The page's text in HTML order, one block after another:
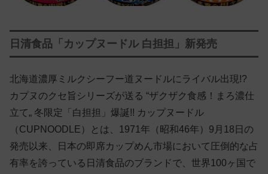
日清食品「カップヌードル 白担担」新発売
北海道濃厚ミルクシーフー道ヌードルにライバル出現!?
カプヌのクセ旨シリーズが送る “ザクザク食感！まろ濃仕
立て„ 冬限定「白担担」爆誕!! カップヌードル
（CUPNOODLE）とは、1971年（昭和46年）9月18日の
発売以来、日本の即席カップめん市場において圧倒的な占
有率を誇っている日清食品のブランドで、世界100ヶ国で